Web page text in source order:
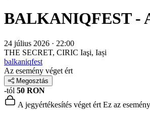
BALKANIQFEST -
24 július 2026 · 22:00
THE SECRET, CIRIC Iaşi, Iași
balkaniqfest
Az esemény véget ért
Megosztás
-tól 50 RON
A jegyértékesítés véget ért Ez az